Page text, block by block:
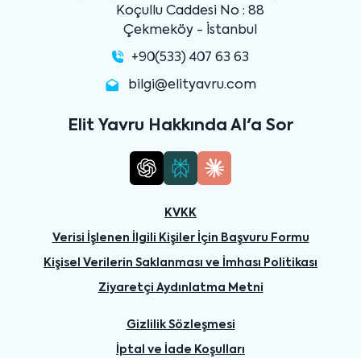
Koçullu Caddesi No : 88
Çekmeköy - İstanbul
+90(533) 407 63 63
bilgi@elityavru.com
Elit Yavru Hakkında AI'a Sor
KVKK
Verisi İşlenen İlgili Kişiler İçin Başvuru Formu
Kişisel Verilerin Saklanması ve İmhası Politikası
Ziyaretçi Aydınlatma Metni
Gizlilik Sözleşmesi
İptal ve İade Koşulları